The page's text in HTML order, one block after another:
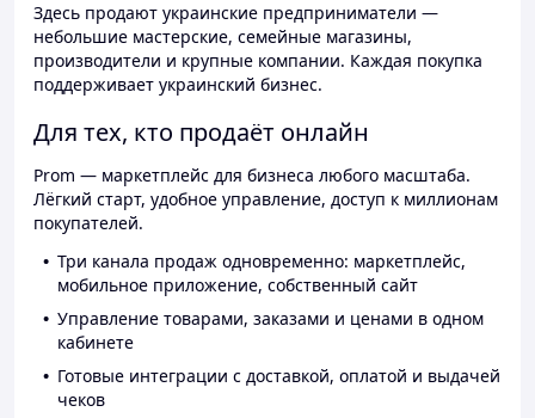
Здесь продают украинские предприниматели —
небольшие мастерские, семейные магазины,
производители и крупные компании. Каждая покупка
поддерживает украинский бизнес.
Для тех, кто продаёт онлайн
Prom — маркетплейс для бизнеса любого масштаба.
Лёгкий старт, удобное управление, доступ к миллионам
покупателей.
Три канала продаж одновременно: маркетплейс,
мобильное приложение, собственный сайт
Управление товарами, заказами и ценами в одном
кабинете
Готовые интеграции с доставкой, оплатой и выдачей
чеков